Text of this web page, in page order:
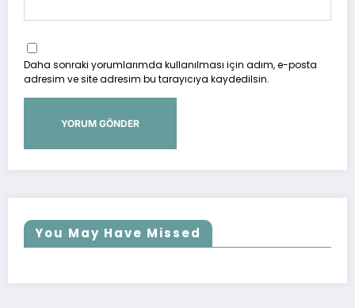
Daha sonraki yorumlarımda kullanılması için adım, e-posta
adresim ve site adresim bu tarayıcıya kaydedilsin.
You May Have Missed